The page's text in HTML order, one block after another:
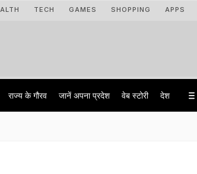
TECH GAMES SHOPPING APPS
राज्‍य के गौरव जानें अपना प्रदेश वेब स्टोरी देश